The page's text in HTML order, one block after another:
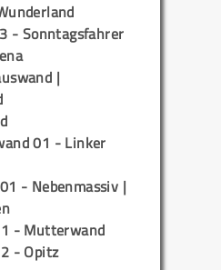
- Sonntagsfahrer
|
01 - Linker
- Nebenmassiv |
- Mutterwand
- Opitz